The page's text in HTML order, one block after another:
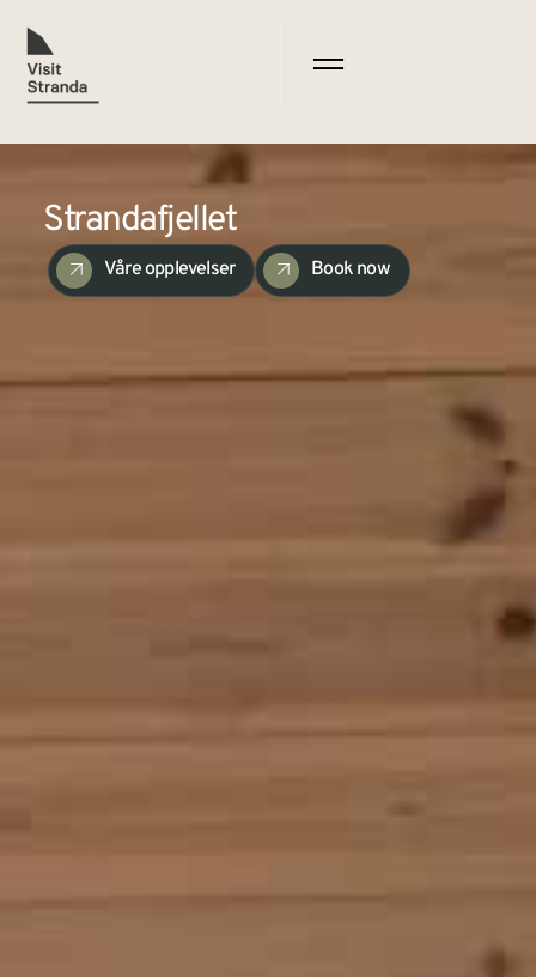
Strandafjellet
Våre opplevelser Book now